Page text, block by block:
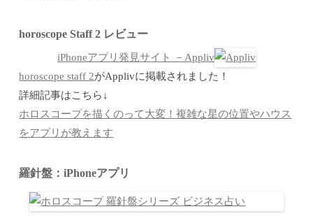
horoscope Staff 2 レビュー
iPhoneアプリ発見サイト －Appliv
horoscope staff 2がApplivに掲載されました！
詳細記事はこちら↓
ホロスコープを描くのって大変！複雑な星の位置やハウス
をアプリが教えます
羅針盤：iPhoneアプリ